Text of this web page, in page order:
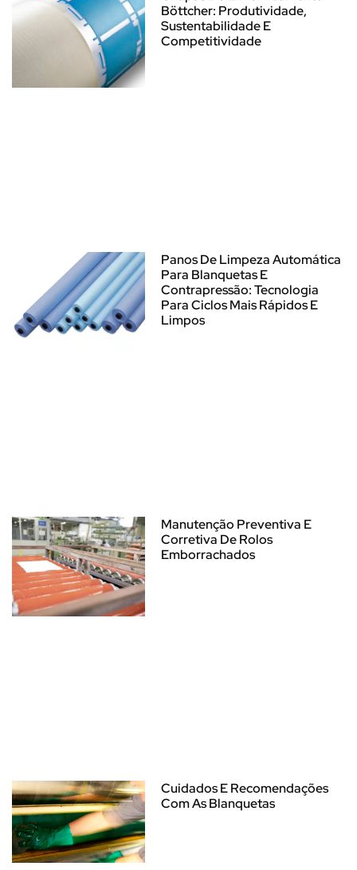
Böttcher: Produtividade,
Sustentabilidade E
Competitividade
Panos De Limpeza Automática
Para Blanquetas E
Contrapressão: Tecnologia
Para Ciclos Mais Rápidos E
Limpos
Manutenção Preventiva E
Corretiva De Rolos
Emborrachados
Cuidados E Recomendações
Com As Blanquetas